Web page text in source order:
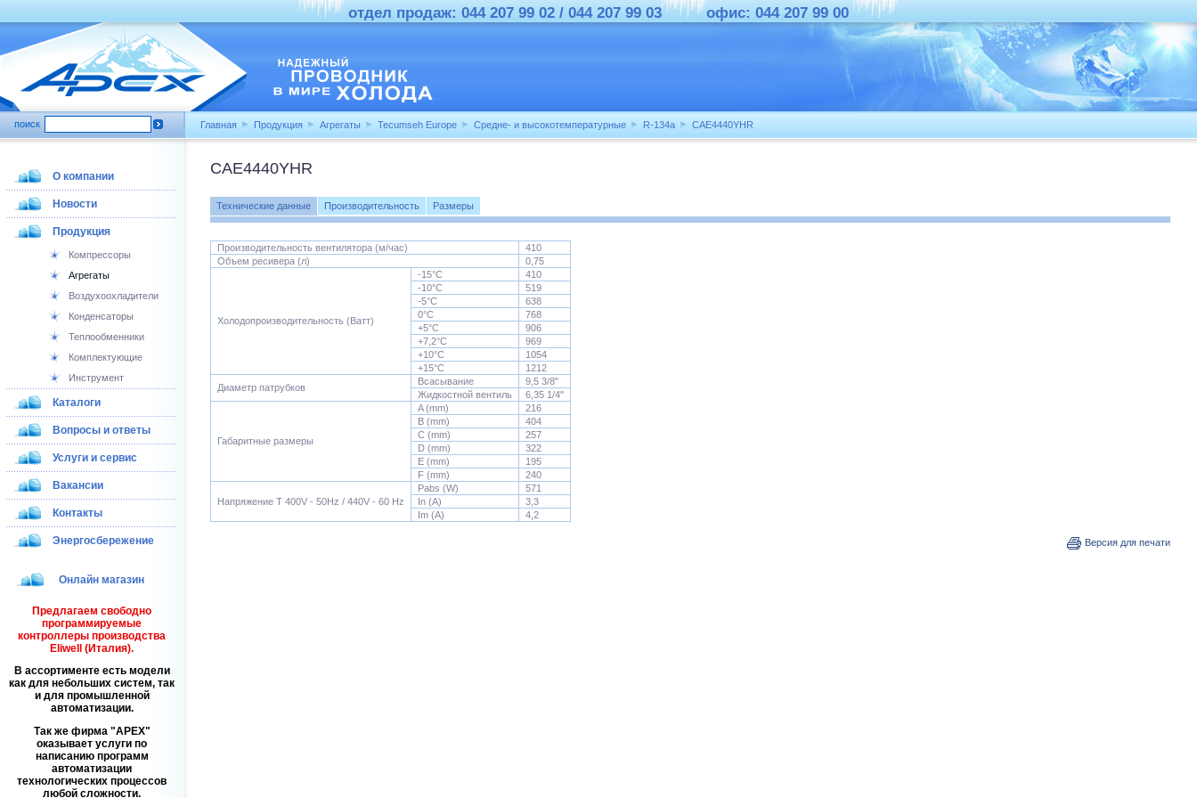
отдел продаж: 044 207 99 02 / 044 207 99 03 офис: 044 207 99 00
поиск Главная Продукция Агрегаты Tecumseh Europe Средне- и высокотемпературные R-134a CAE4440YHR
О компании
Новости
Продукция
Компрессоры
Агрегаты
Воздухоохладители
Конденсаторы
Теплообменники
Комплектующие
Инструмент
Каталоги
Вопросы и ответы
Услуги и сервис
Вакансии
Контакты
Энергосбережение
Онлайн магазин
Предлагаем свободно
программируемые
контроллеры производства
Eliwell (Италия).
В ассортименте есть модели
как для небольших систем, так
и для промышленной
автоматизации.
Так же фирма
APEX
оказывает услуги по
написанию программ
автоматизации
технологических процессов
любой сложности.
CAE4440YHR
Технические данные Производительность Размеры
Производительность вентилятора (м/час)
410
Объем ресивера (л)
0,75
Холодопроизводительность (Ватт)
-15°С
410
-10°С
519
-5°С
638
0°С
768
+5°С
906
+7,2°С
969
+10°С
1054
+15°С
1212
Диаметр патрубков
Всасывание
9,5 3/8"
Жидкостной вентиль
6,35 1/4"
Габаритные размеры
A (mm)
216
B (mm)
404
C (mm)
257
D (mm)
322
E (mm)
195
F (mm)
240
Напряжение T 400V - 50Hz / 440V - 60 Hz
Pabs (W)
571
In (A)
3,3
Im (A)
4,2
Версия для печати